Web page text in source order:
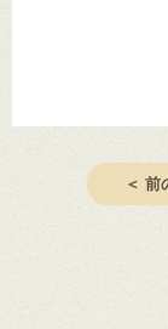
＜ 前